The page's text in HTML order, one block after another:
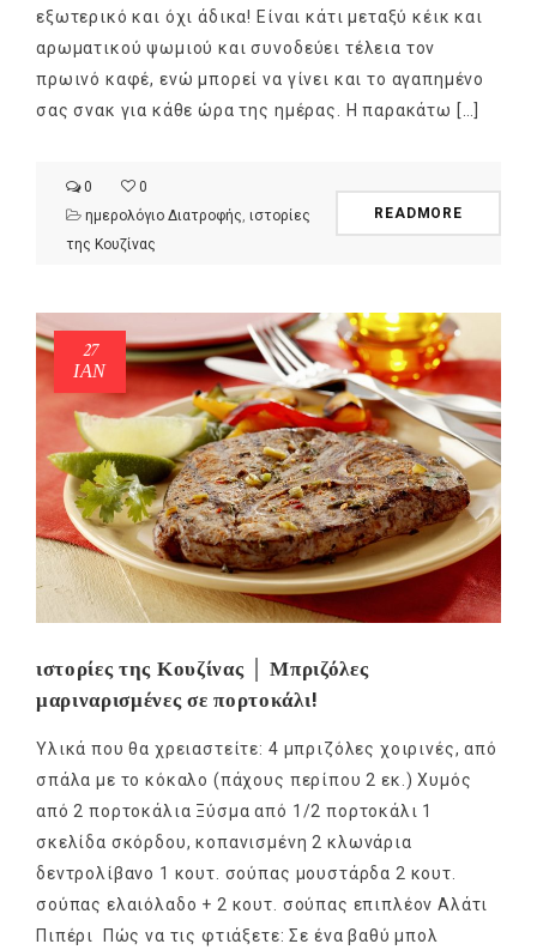
εξωτερικό και όχι άδικα! Είναι κάτι μεταξύ κέικ και
αρωματικού ψωμιού και συνοδεύει τέλεια τον
πρωινό καφέ, ενώ μπορεί να γίνει και το αγαπημένο
σας σνακ για κάθε ώρα της ημέρας. Η παρακάτω […]
0
0
ημερολόγιο Διατροφής, ιστορίες
της Κουζίνας
READMORE
27
ΙΑΝ
ιστορίες της Κουζίνας │ Μπριζόλες
μαριναρισμένες σε πορτοκάλι!
Υλικά που θα χρειαστείτε: 4 μπριζόλες χοιρινές, από
σπάλα με το κόκαλο (πάχους περίπου 2 εκ.) Χυμός
από 2 πορτοκάλια Ξύσμα από 1/2 πορτοκάλι 1
σκελίδα σκόρδου, κοπανισμένη 2 κλωνάρια
δεντρολίβανο 1 κουτ. σούπας μουστάρδα 2 κουτ.
σούπας ελαιόλαδο + 2 κουτ. σούπας επιπλέον Αλάτι
Πιπέρι Πώς να τις φτιάξετε: Σε ένα βαθύ μπολ